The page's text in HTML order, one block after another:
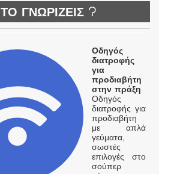
ΤΟ ΓΝΩΡΙΖΕΙΣ ?
Οδηγός
διατροφής
για
προδιαβήτη
στην πράξη
Οδηγός
διατροφής για
προδιαβήτη
με απλά
γεύματα,
σωστές
επιλογές στο
σούπερ